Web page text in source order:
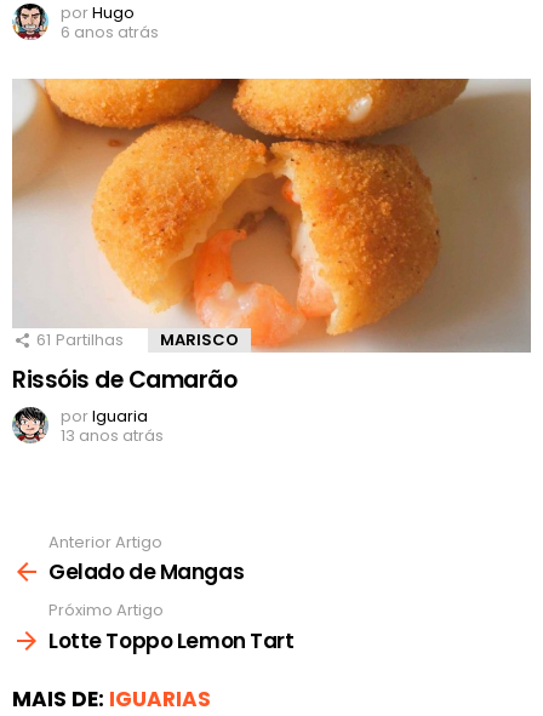
porHugo
6 anos atrás
61 Partilhas MARISCO
Rissóis de Camarão
porIguaria
13 anos atrás
mais
Anterior Artigo
Gelado de Mangas
Próximo Artigo
Lotte Toppo Lemon Tart
MAIS DE: IGUARIAS